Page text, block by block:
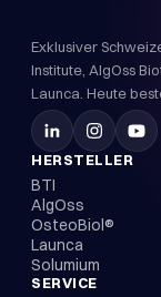
Exklusiver
Institute, AlgOss
Launca. Heute
HERSTELLER
BTI
AlgOss
OsteoBiol®
Launca
Solumium
SERVICE